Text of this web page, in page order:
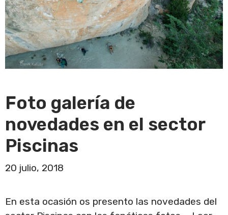
Foto galería de
novedades en el sector
Piscinas
20 julio, 2018
En esta ocasión os presento las novedades del